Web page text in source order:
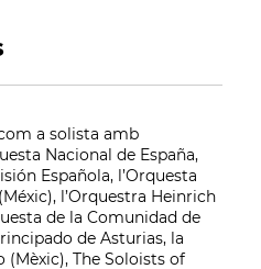
a solista amb
Nacional de España,
Española, l’Orquesta
l’Orquestra Heinrich
de la Comunidad de
de Asturias, la
The Soloists of